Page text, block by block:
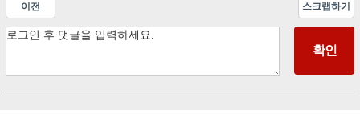
이전 스크랩하기